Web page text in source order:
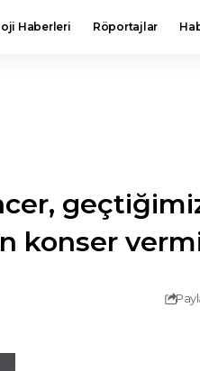
Haberleri Röportajlar
konser